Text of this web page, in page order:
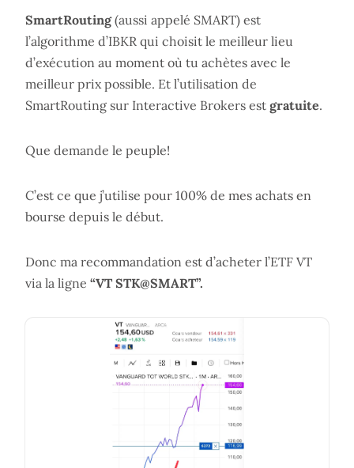
SmartRouting(aussi appelé SMART) est
l’algorithme d’IBKR qui choisit le meilleur lieu
d’exécution au moment où tu achètes avec le
meilleur prix possible. Et l’utilisation de
SmartRouting sur Interactive Brokers est gratuite.
Que demande le peuple!
C’est ce que j’utilise pour 100% de mes achats en
bourse depuis le début.
Donc ma recommandation est d’acheter l’ETF VT
via la ligne “VT STK@SMART”.